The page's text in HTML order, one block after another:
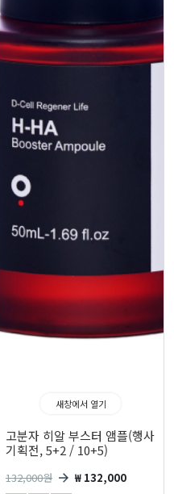
새창에서 열기
고분자 히알 부스터 앰플(행사
기획전, 5+2 / 10+5)
132,000원 ₩ 132,000